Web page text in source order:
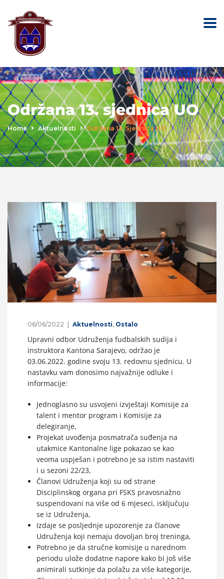
Održana 13. sjednica UO
Home Aktuelnosti Održana 13. Sjednica UO
06/06/2022 Aktuelnosti, Ostalo
Upravni odbor Udruženja fudbalskih sudija i
instruktora Kantona Sarajevo, održao je
03.06.2022. godine svoju 13. redovnu sjednicu. U
nastavku vam donosimo najvažnije odluke i
informacije:
Jednoglasno su usvojeni izvještaji Komisije za
talent i mentor program i Komisije za
delegiranje,
Projekat uvođenja posmatrača suđenja na
utakmice Kantonalne lige pokazao se kao
veoma uspješan i potrebno je sa istim nastaviti
i u sezoni 22/23,
Članovi Udruženja koji su od strane
Disciplinskog organa pri FSKS pravosnažno
suspendovani na više od 6 mjeseci, isključuju
se iz Udruženja,
Izdaje se posljednje upozorenje za članove
Udruženja koji nemaju dovoljan broj treninga,
Potrebno je da stručne komisije u narednom
periodu ulože dodatne napore kako bi još više
animirali sutkinje da polažu za više kategorije,